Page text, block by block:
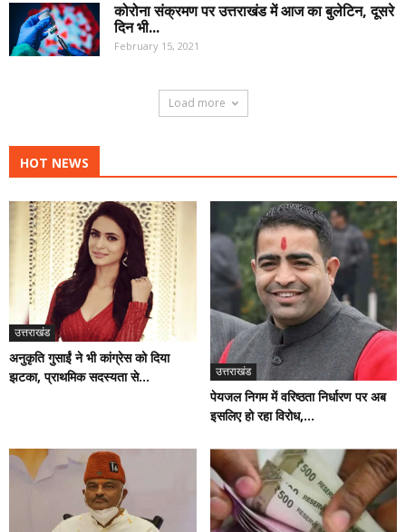
कोरोना संक्रमण पर उत्तराखंड में आज का बुलेटिन, दूसरे
दिन भी...
February 15, 2021
Load more
HOT NEWS
उत्तराखंड
अनुकृति गुसाईं ने भी कांग्रेस को दिया
झटका, प्राथमिक सदस्यता से...
उत्तराखंड
पेयजल निगम में वरिष्ठता निर्धारण पर अब
इसलिए हो रहा विरोध,...